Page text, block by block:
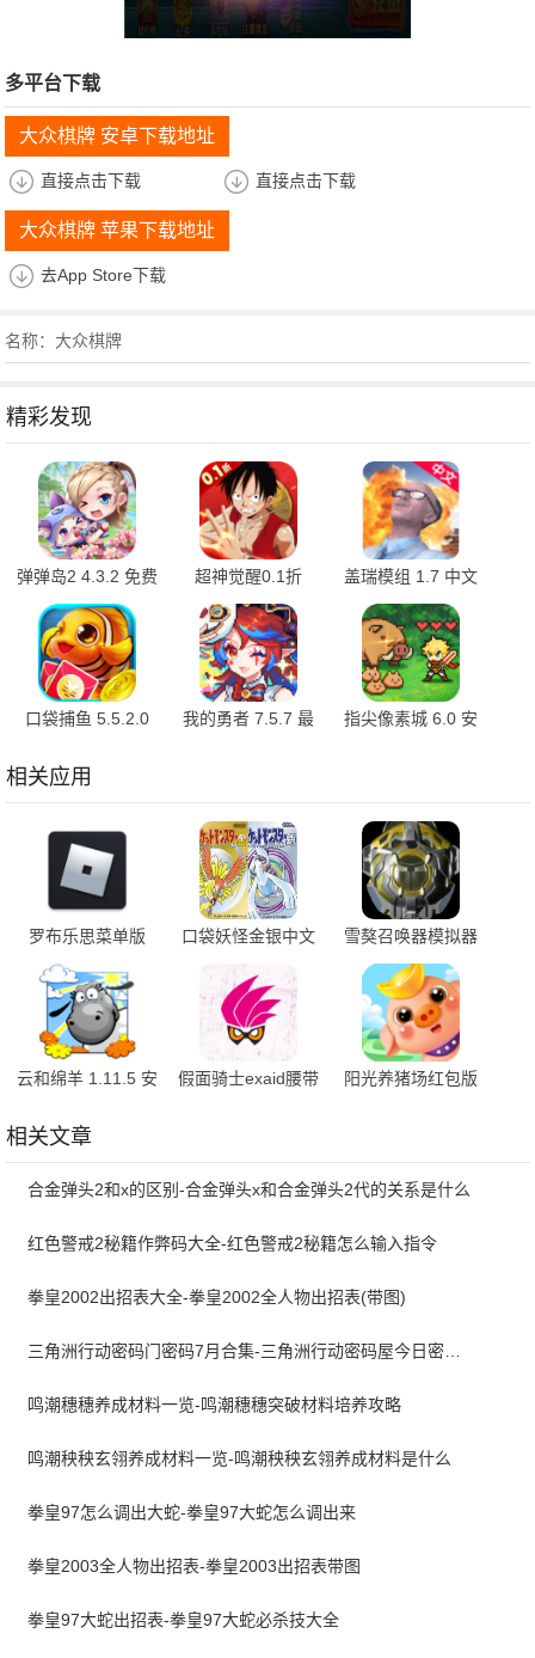
多平台下载
大众棋牌 安卓下载地址
直接点击下载 直接点击下载
大众棋牌 苹果下载地址
去App Store下载
名称：大众棋牌
精彩发现
弹弹岛2 4.3.2 免费
版
超神觉醒0.1折
1.0.1 官方版
盖瑞模组 1.7 中文
版
口袋捕鱼 5.5.2.0
我的勇者 7.5.7 最
指尖像素城 6.0 安
相关应用
罗布乐思菜单版
2.675.1718 最新版
口袋妖怪金银中文
版 v3.0 最新版
雪獒召唤器模拟器
v1.0.0 官方版
云和绵羊 1.11.5 安
假面骑士exaid腰带
阳光养猪场红包版
相关文章
合金弹头2和x的区别-合金弹头x和合金弹头2代的关系是什么
红色警戒2秘籍作弊码大全-红色警戒2秘籍怎么输入指令
拳皇2002出招表大全-拳皇2002全人物出招表(带图)
三角洲行动密码门密码7月合集-三角洲行动密码屋今日密码大全2026最新7月
鸣潮穗穗养成材料一览-鸣潮穗穗突破材料培养攻略
鸣潮秧秧玄翎养成材料一览-鸣潮秧秧玄翎养成材料是什么
拳皇97怎么调出大蛇-拳皇97大蛇怎么调出来
拳皇2003全人物出招表-拳皇2003出招表带图
拳皇97大蛇出招表-拳皇97大蛇必杀技大全